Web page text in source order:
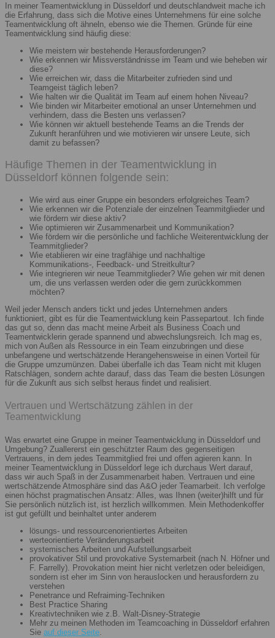
In meiner Teamentwicklung in Düsseldorf und deutschlandweit mache ich
die Erfahrung, dass sich die Motive eines Unternehmens für eine solche
Teamentwicklung oft ähneln, ebenso wie die Themen. Gründe für eine
Teamentwicklung sind häufig diese:
Wie meistern wir bestehende Herausforderungen?
Wie erkennen wir Missverständnisse im Team und wie beheben wir
diese?
Wie erreichen wir, dass die Mitarbeiter zufrieden sind und
Teamgeist täglich leben?
Wie halten wir die Qualität im Team auf einem hohen Niveau?
Wie binden wir Mitarbeiter emotional an unser Unternehmen und
verhindern, dass die Besten uns verlassen?
Wie können wir aktuell bestehende Teams an die Trends der
Zukunft heranführen und wie motivieren wir unsere Leute, sich
damit zu befassen?
Häufige Themen in der Teamentwicklung in
Düsseldorf können folgende sein:
Wie wird aus einer Gruppe ein besonders erfolgreiches Team?
Wie erkennen wir die Potenziale der einzelnen Teammitglieder und
wie fördern wir diese aktiv?
Wie optimieren wir Zusammenarbeit und Kommunikation?
Wie fördern wir die persönliche und fachliche Weiterentwicklung der
Teammitglieder?
Wie etablieren wir eine tragfähige und nachhaltige
Kommunikations-, Feedback- und Streitkultur?
Wie integrieren wir neue Teammitglieder? Wie gehen wir mit denen
um, die uns verlassen werden oder die gern zurückkommen
möchten?
Weil jeder Mensch anders tickt und jedes Unternehmen anders
funktioniert, gibt es für die Teamentwicklung kein Passepartout. Ich finde
das gut so, denn das macht meine Arbeit als Business Coach und
Teamentwicklerin gerade spannend und abwechslungsreich. Ich mag es,
mich von Außen als Ressource in ein Team einzubringen und diese
unbefangene und wertschätzende Herangehensweise in einen Vorteil für
die Gruppe umzumünzen. Dabei überfalle ich das Team nicht mit klugen
Ratschlägen, sondern achte darauf, dass das Team die besten Lösungen
für die Zukunft aus sich selbst heraus findet und realisiert.
Vertrauen und Wertschätzung zählen in der
Teamentwicklung
Was erwartet eine Gruppe in meiner Teamentwicklung in Düsseldorf und
Umgebung? Zuallererst ein geschützter Raum des gegenseitigen
Vertrauens, in dem jedes Teammitglied frei und offen agieren kann. In
meiner Teamentwicklung in Düsseldorf lege ich durchaus Wert darauf,
dass wir auch Spaß in der Zusammenarbeit haben. Vertrauen und eine
wertschätzende Atmosphäre sind das A&O jeder Teamarbeit. Ich verfolge
einen höchst pragmatischen Ansatz: Alles, was Ihnen (weiter)hilft und für
Sie persönlich nützlich ist, ist herzlich willkommen. Mein Methodenkoffer
ist gut gefüllt und beinhaltet unter anderem
lösungs- und ressourcenorientiertes Arbeiten
werteorientierte Veränderungsarbeit
systemisches Arbeiten und Aufstellungsarbeit
provokativer Stil und provokative Systemarbeit (nach N. Höfner und
F. Farrelly). Provokation meint hier nicht verletzen oder beleidigen,
sondern ist eher im Sinn von herauslocken und herausfordern zu
verstehen
Penetrance und Refraiming-Techniken
Best Practice Sharing
Kreativtechniken wie z.B. Walt-Disney-Strategie
Mehr zu meinen Methoden im Teamcoaching in Düsseldorf erfahren
Sie auf dieser Seite.